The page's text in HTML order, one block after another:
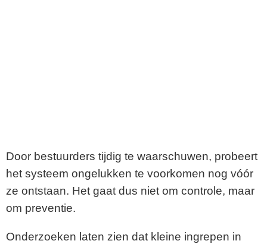
Door bestuurders tijdig te waarschuwen, probeert
het systeem ongelukken te voorkomen nog vóór
ze ontstaan. Het gaat dus niet om controle, maar
om preventie.
Onderzoeken laten zien dat kleine ingrepen in